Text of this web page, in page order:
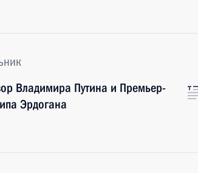
Владимира Путина и Премьер-
Эрдогана